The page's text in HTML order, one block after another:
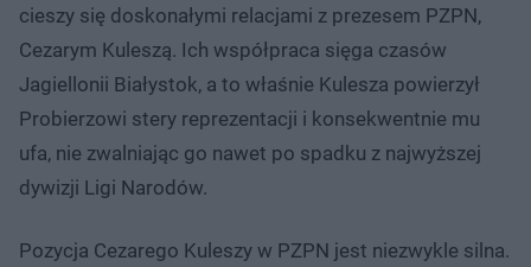
cieszy się doskonałymi relacjami z prezesem PZPN,
Cezarym Kuleszą. Ich współpraca sięga czasów
Jagiellonii Białystok, a to właśnie Kulesza powierzył
Probierzowi stery reprezentacji i konsekwentnie mu
ufa, nie zwalniając go nawet po spadku z najwyższej
dywizji Ligi Narodów.
Pozycja Cezarego Kuleszy w PZPN jest niezwykle silna.